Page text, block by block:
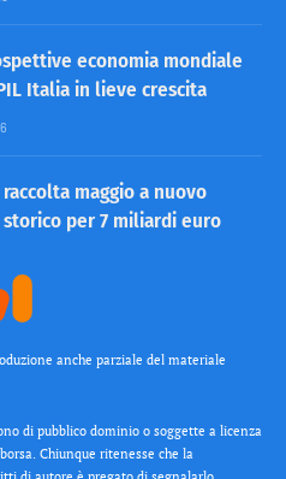
economia mondiale
Italia in lieve crescita
maggio a nuovo
storico per 7 miliardi euro
anche parziale del materiale
di pubblico dominio o soggette a licenza
Chiunque ritenesse che la